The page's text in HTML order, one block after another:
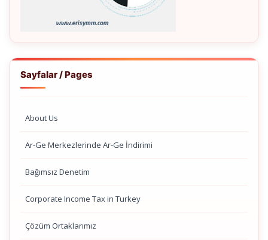
Sayfalar / Pages
About Us
Ar-Ge Merkezlerinde Ar-Ge İndirimi
Bağımsız Denetim
Corporate Income Tax in Turkey
Çözüm Ortaklarımız